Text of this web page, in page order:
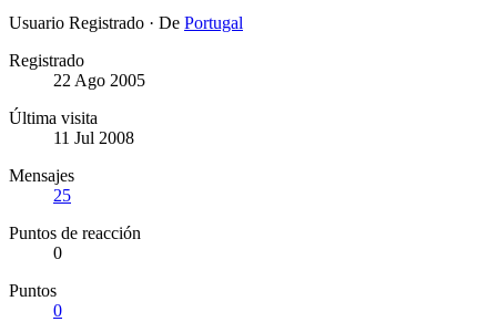
Usuario Registrado · De Portugal
Registrado
22 Ago 2005
Última visita
11 Jul 2008
Mensajes
25
Puntos de reacción
0
Puntos
0